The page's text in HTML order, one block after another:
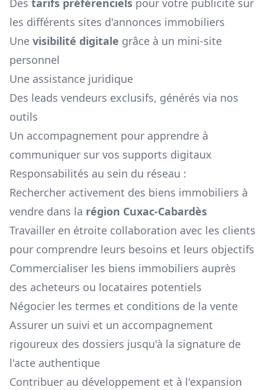
Des tarifs préférenciels pour votre publicité sur
les différents sites d'annonces immobiliers
Une visibilité digitale grâce à un mini-site
personnel
Une assistance juridique
Des leads vendeurs exclusifs, générés via nos
outils
Un accompagnement pour apprendre à
communiquer sur vos supports digitaux
Responsabilités au sein du réseau :
Rechercher activement des biens immobiliers à
vendre dans la région Cuxac-Cabardès
Travailler en étroite collaboration avec les clients
pour comprendre leurs besoins et leurs objectifs
Commercialiser les biens immobiliers auprès
des acheteurs ou locataires potentiels
Négocier les termes et conditions de la vente
Assurer un suivi et un accompagnement
rigoureux des dossiers jusqu'à la signature de
l'acte authentique
Contribuer au développement et à l'expansion